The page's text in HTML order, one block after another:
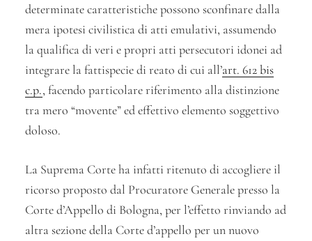
determinate caratteristiche possono sconfinare dalla
mera ipotesi civilistica di atti emulativi, assumendo
la qualifica di veri e propri atti persecutori idonei ad
integrare la fattispecie di reato di cui all’art. 612 bis
c.p., facendo particolare riferimento alla distinzione
tra mero “movente” ed effettivo elemento soggettivo
doloso.
La Suprema Corte ha infatti ritenuto di accogliere il
ricorso proposto dal Procuratore Generale presso la
Corte d’Appello di Bologna, per l’effetto rinviando ad
altra sezione della Corte d’appello per un nuovo